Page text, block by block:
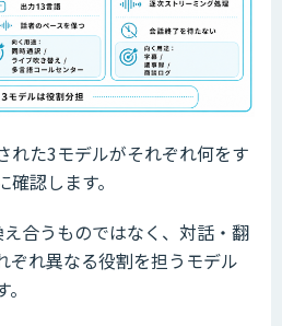
れた3モデルがそれぞれ何をす
認します。
合うものではなく、対話・翻
ぞれ異なる役割を担うモデル